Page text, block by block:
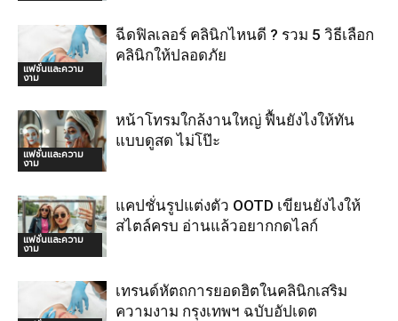
แฟชั่นและความ
งาม
ฉีดฟิลเลอร์ คลินิกไหนดี ? รวม 5 วิธีเลือก
คลินิกให้ปลอดภัย
แฟชั่นและความ
งาม
หน้าโทรมใกล้งานใหญ่ ฟื้นยังไงให้ทัน
แบบดูสด ไม่โป๊ะ
แฟชั่นและความ
งาม
แคปชั่นรูปแต่งตัว OOTD เขียนยังไงให้
สไตล์ครบ อ่านแล้วอยากกดไลก์
เทรนด์หัตถการยอดฮิตในคลินิกเสริม
ความงาม กรุงเทพฯ ฉบับอัปเดต